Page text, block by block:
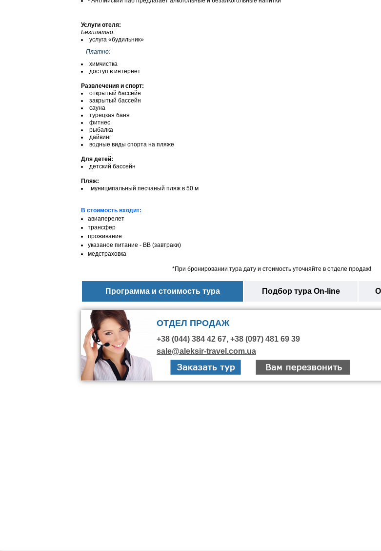
Услуги отеля:
Безплатно:
услуга «будильник»
Платно:
химчистка
доступ в интернет
Развлечения и спорт:
открытый бассейн
закрытый бассейн
сауна
турецкая баня
фитнес
рыбалка
дайвинг
водные виды спорта на пляже
Для детей:
детский бассейн
Пляж:
муницмпальный песчаный пляж в 50 м
В стоимость входит:
авиаперелет
трансфер
проживание
указаное питание - ВВ (завтраки)
медстраховка
*При бронировании тура дату и стоимость уточняйте в отделе продаж!
Программа и стоимость тура Подбор тура On-line
ОТДЕЛ ПРОДАЖ
+38 (044) 384 42 67, +38 (097) 481 69 39
sale@aleksir-travel.com.ua